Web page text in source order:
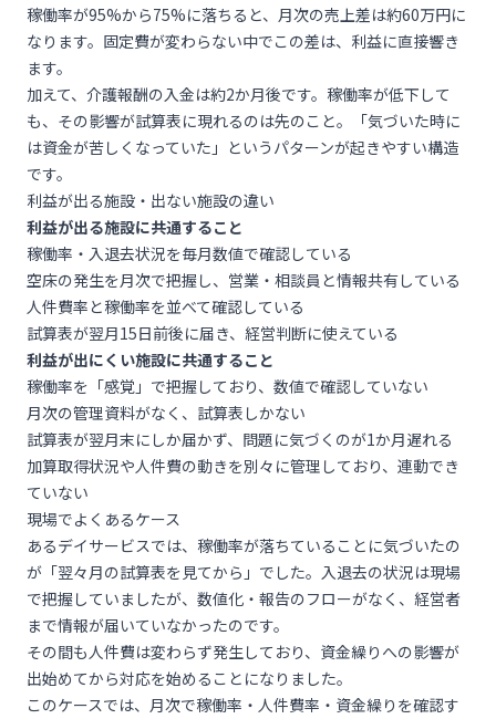
稼働率が95%から75%に落ちると、月次の売上差は約60万円に
なります。固定費が変わらない中でこの差は、利益に直接響き
ます。
加えて、介護報酬の入金は約2か月後です。稼働率が低下して
も、その影響が試算表に現れるのは先のこと。「気づいた時に
は資金が苦しくなっていた」というパターンが起きやすい構造
です。
利益が出る施設・出ない施設の違い
利益が出る施設に共通すること
稼働率・入退去状況を毎月数値で確認している
空床の発生を月次で把握し、営業・相談員と情報共有している
人件費率と稼働率を並べて確認している
試算表が翌月15日前後に届き、経営判断に使えている
利益が出にくい施設に共通すること
稼働率を「感覚」で把握しており、数値で確認していない
月次の管理資料がなく、試算表しかない
試算表が翌月末にしか届かず、問題に気づくのが1か月遅れる
加算取得状況や人件費の動きを別々に管理しており、連動でき
ていない
現場でよくあるケース
あるデイサービスでは、稼働率が落ちていることに気づいたの
が「翌々月の試算表を見てから」でした。入退去の状況は現場
で把握していましたが、数値化・報告のフローがなく、経営者
まで情報が届いていなかったのです。
その間も人件費は変わらず発生しており、資金繰りへの影響が
出始めてから対応を始めることになりました。
このケースでは、月次で稼働率・人件費率・資金繰りを確認す